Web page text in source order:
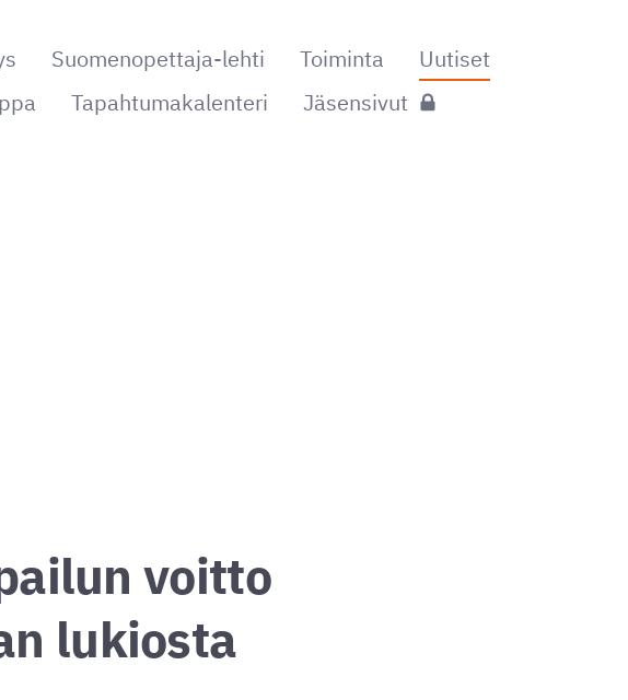
Suomenopettaja-lehti Toiminta
Uutiset
Tapahtumakalenteri Jäsensivut
voitto
lukiosta